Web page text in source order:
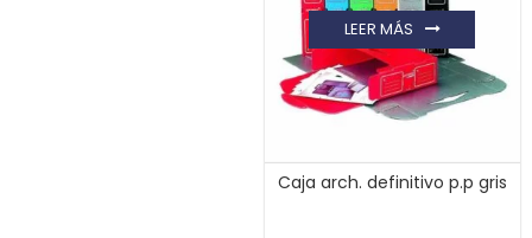
Caja arch. definitivo p.p gris
LEER MÁS